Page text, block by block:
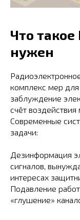
Что
нужен
комплекс мер
заблуждение
счёт
Современные
задачи:
Дезинформация
сигналов,
интересах
Подавление
«глушение»